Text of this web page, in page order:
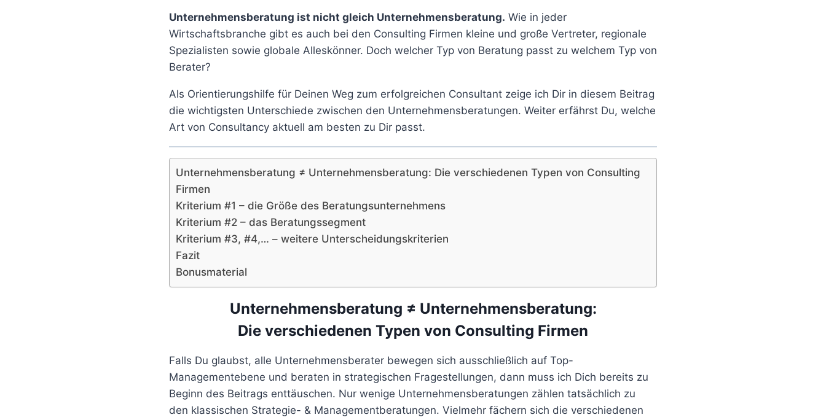
Unternehmensberatung ist nicht gleich Unternehmensberatung. Wie in jeder
Wirtschaftsbranche gibt es auch bei den Consulting Firmen kleine und große Vertreter, regionale
Spezialisten sowie globale Alleskönner. Doch welcher Typ von Beratung passt zu welchem Typ von
Berater?
Als Orientierungshilfe für Deinen Weg zum erfolgreichen Consultant zeige ich Dir in diesem Beitrag
die wichtigsten Unterschiede zwischen den Unternehmensberatungen. Weiter erfährst Du, welche
Art von Consultancy aktuell am besten zu Dir passt.
Unternehmensberatung ≠ Unternehmensberatung: Die verschiedenen Typen von Consulting
Firmen
Kriterium #1 – die Größe des Beratungsunternehmens
Kriterium #2 – das Beratungssegment
Kriterium #3, #4,… – weitere Unterscheidungskriterien
Fazit
Bonusmaterial
Unternehmensberatung ≠ Unternehmensberatung:
Die verschiedenen Typen von Consulting Firmen
Falls Du glaubst, alle Unternehmensberater bewegen sich ausschließlich auf Top-
Managementebene und beraten in strategischen Fragestellungen, dann muss ich Dich bereits zu
Beginn des Beitrags enttäuschen. Nur wenige Unternehmensberatungen zählen tatsächlich zu
den klassischen Strategie- & Managementberatungen. Vielmehr fächern sich die verschiedenen